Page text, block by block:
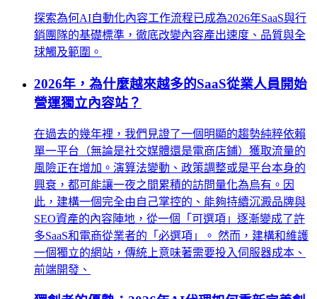
探索為何AI自動化內容工作流程已成為2026年SaaS與行
銷團隊的基礎標準，徹底改變內容產出速度、品質與全
球觸及範圍。
2026年，為什麼越來越多的SaaS從業人員開始
營運獨立內容站？
在過去的幾年裡，我們見證了一個明顯的趨勢純粹依賴
單一平台（無論是社交媒體還是電商店鋪）獲取流量的
風險正在增加。演算法變動、政策調整或是平台本身的
興衰，都可能讓一夜之間累積的訪問量化為烏有。因
此，建構一個完全由自己掌控的、能夠持續沉澱品牌與
SEO資產的內容陣地，從一個「可選項」逐漸變成了許
多SaaS和電商從業者的「必選項」。 然而，建構和維護
一個獨立的網站，傳統上意味著需要投入伺服器成本、
前端開發、